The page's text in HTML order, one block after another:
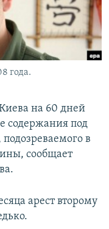
года.
на 60 дней
содержания под
в
сообщает
арест второму